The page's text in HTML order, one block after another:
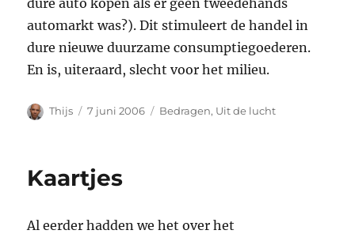
dure auto kopen als er geen tweedehands
automarkt was?). Dit stimuleert de handel in
dure nieuwe duurzame consumptiegoederen.
En is, uiteraard, slecht voor het milieu.
Auteur
Thijs
Geplaatst
7 juni 2006 Categorieën
Bedragen, Uit de lucht
Kaartjes
Al eerder hadden we het over het